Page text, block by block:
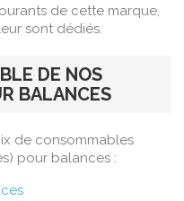
de cette marque,
sont dédiés.
DE NOS
BALANCES
de consommables
pour balances :